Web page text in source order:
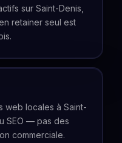
sur Saint-Denis,
retainer seul est
web locales à Saint-
SEO — pas des
commerciale.